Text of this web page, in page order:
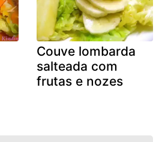
Couve lombarda
salteada com
frutas e nozes